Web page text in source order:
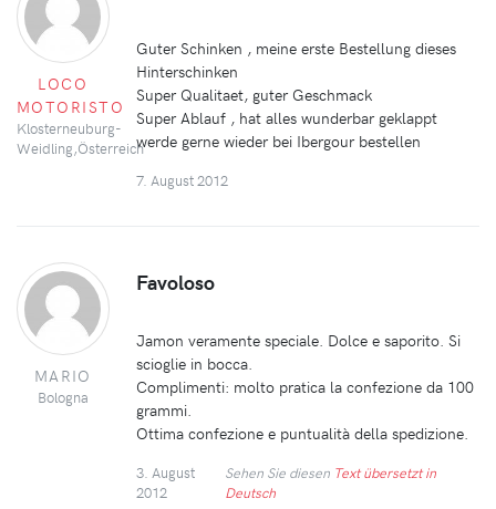
LOCO
MOTORISTO
Klosterneuburg-
Weidling,Österreich
Guter Schinken , meine erste Bestellung dieses
Hinterschinken
Super Qualitaet, guter Geschmack
Super Ablauf , hat alles wunderbar geklappt
werde gerne wieder bei Ibergour bestellen
7. August 2012
MARIO
Bologna
Favoloso
Jamon veramente speciale. Dolce e saporito. Si
scioglie in bocca.
Complimenti: molto pratica la confezione da 100
grammi.
Ottima confezione e puntualità della spedizione.
3. August
2012
Sehen Sie diesen Text übersetzt in
Deutsch